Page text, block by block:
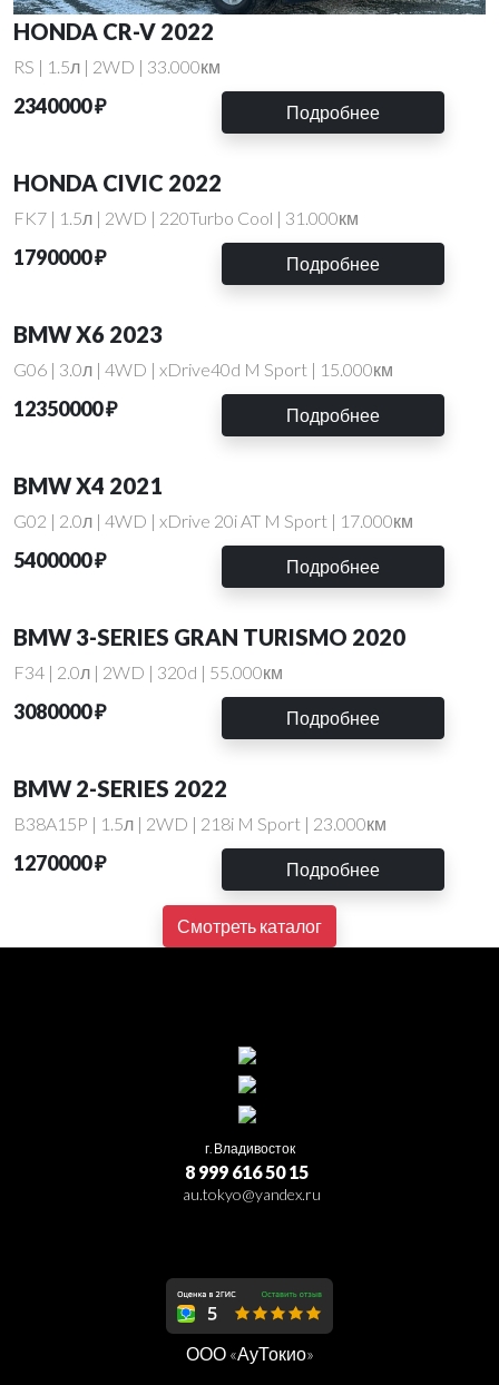
HONDA CR-V 2022
RS | 1.5л | 2WD | 33.000км
2340000 ₽ Подробнее
HONDA CIVIC 2022
FK7 | 1.5л | 2WD | 220Turbo Cool | 31.000км
1790000 ₽ Подробнее
BMW X6 2023
G06 | 3.0л | 4WD | xDrive40d M Sport | 15.000км
12350000 ₽ Подробнее
BMW X4 2021
G02 | 2.0л | 4WD | xDrive 20i AT M Sport | 17.000км
5400000 ₽ Подробнее
BMW 3-SERIES GRAN TURISMO 2020
F34 | 2.0л | 2WD | 320d | 55.000км
3080000 ₽ Подробнее
BMW 2-SERIES 2022
B38A15P | 1.5л | 2WD | 218i M Sport | 23.000км
1270000 ₽ Подробнее
Смотреть каталог
г. Владивосток
8 999 616 50 15
au.tokyo@yandex.ru
ООО «АуТокио»